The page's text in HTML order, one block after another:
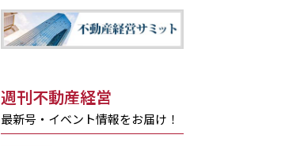
週刊不動産経営
最新号・イベント情報をお届け！